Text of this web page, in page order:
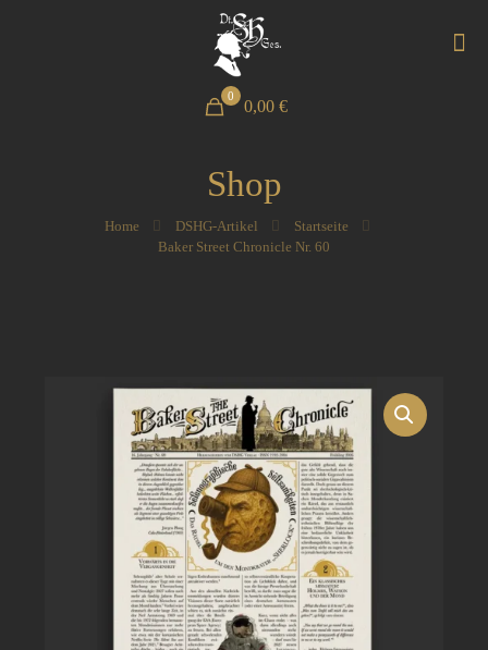
0
0,00 €
Shop
Home DSHG-Artikel
Startseite
Baker Street Chronicle Nr. 60